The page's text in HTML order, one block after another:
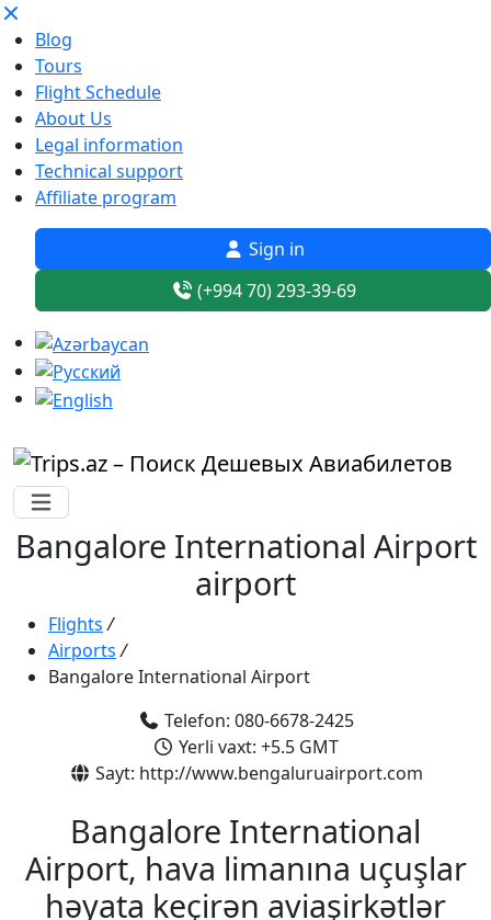
Blog
Tours
Flight Schedule
About Us
Legal information
Technical support
Affiliate program
Sign in
(+994 70) 293-39-69
Bangalore International Airport
airport
Flights /
Airports /
Bangalore International Airport
Telefon: 080-6678-2425
Yerli vaxt: +5.5 GMT
Sayt: http://www.bengaluruairport.com
Bangalore International
Airport, hava limanına uçuşlar
həyata keçirən aviaşirkətlər